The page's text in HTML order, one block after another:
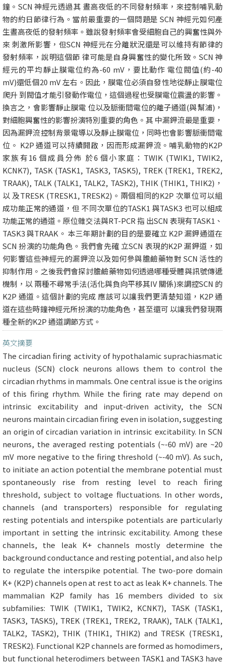
鐘。SCN 神經元透過其 晝高夜低的不同發射頻率，來控制哺乳動
物的約日節律行為。當前最重要的一個問題是 SCN 神經元如何產
生晝高夜低的發射頻率。雖說發射頻率會受細胞自己的興奮性與外
來 刺激所影響，但SCN 神經元在分離狀況還是可以維持有節律的
發射頻率，說明這個節 律可能是自身興奮性的變化所致。SCN 神
經元的平均靜止膜電位約為-60 mV，要比動作 電位閥值(約-40
mV)還低個20 mV 左右。因此，膜電位必須自發性地從靜止膜電位
爬升 到閥值才能引發動作電位，這個過程也受膜電位震盪的影響。
換言之，會影響靜止膜電 位以及脈衝間電位的離子通道(與幫浦)，
對細胞興奮性的影響扮演特別重要的角色。其 中漏鉀流最是重要，
因為漏鉀流控制背景電導以及靜止膜電位，同時也會影響脈衝間電
位。 K2P 通道可以持續開啟，因而形成漏鉀流。哺乳動物的K2P
家族有16 個成員分佈 於6 個小家庭：TWIK (TWIK1, TWIK2,
KCNK7), TASK (TASK1, TASK3, TASK5), TREK (TREK1, TREK2,
TRAAK), TALK (TALK1, TALK2, TASK2), THIK (THIK1, THIK2)，
以 及TRESK (TRESK1, TRESK2)。兩個相同的K2P 次單位可以組
成功能正常的通道，但 不同次單位的TASK1 與TASK3 也可以組成
功能正常的通道。原位雜交法與RT-PCR 指 出SCN 表現有TASK1、
TASK3 與TRAAK。 本三年期計劃的目的是要確立 K2P 漏鉀通道在
SCN 扮演的功能角色。我們會先確 立SCN 表現的K2P 漏鉀道，如
何影響這些神經元的漏鉀流以及如何參與膽鹼藥物對 SCN 活性的
抑制作用。之後我們會探討膽鹼藥物如何透過哪種受體與訊號傳遞
機制，以 兩種不尋常手法(活化與負向平移其IV 關係)來調控SCN 的
K2P 通道。這個計劃的完成 應該可以讓我們更清楚知道，K2P 通
道在這些時鐘神經元所扮演的功能角色，甚至還可 以讓我們發現兩
種全新的K2P 通道調節方式。
英文摘要
The circadian firing activity of hypothalamic suprachiasmatic
nucleus (SCN) clock neurons allows them to control the
circadian rhythms in mammals. One central issue is the origins
of this firing rhythm. While the firing rate may depend on
intrinsic excitability and input-driven activity, the SCN
neurons maintain circadian firing even in isolation, suggesting
an origin of circadian variation in intrinsic excitability. In SCN
neurons, the averaged resting potentials (~-60 mV) are ~20
mV more negative to the firing threshold (~-40 mV). As such,
to initiate an action potential the membrane potential must
spontaneously rise from resting level to reach firing
threshold, subject to voltage fluctuations. In other words,
channels (and transporters) responsible for regulating
resting potentials and interspike potentials are particularly
important in setting the intrinsic excitability. Among these
channels, the leak K+ channels mostly determine the
background conductance and resting potential, and also help
to regulate the interspike potential. The two-pore domain
K+ (K2P) channels open at rest to act as leak K+ channels. The
mammalian K2P family has 16 members divided to six
subfamilies: TWIK (TWIK1, TWIK2, KCNK7), TASK (TASK1,
TASK3, TASK5), TREK (TREK1, TREK2, TRAAK), TALK (TALK1,
TALK2, TASK2), THIK (THIK1, THIK2) and TRESK (TRESK1,
TRESK2). Functional K2P channels are formed as homodimers,
but functional heterodimers between TASK1 and TASK3 have